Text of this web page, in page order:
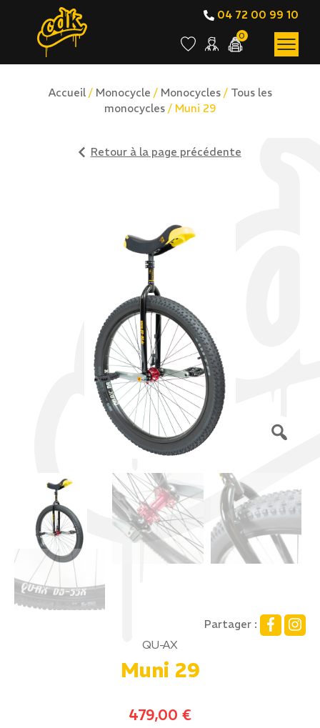
04 72 00 99 10
0
Accueil/ Monocycle / Monocycles/ Tous les
monocycles/ Muni 29
Retour à la page précédente
Partager :
QU-AX
Muni 29
479,00 €